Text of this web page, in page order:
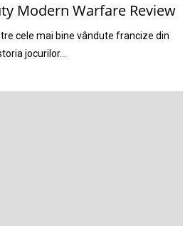
Modern Warfare Review
cele mai bine vândute francize din
jocurilor…